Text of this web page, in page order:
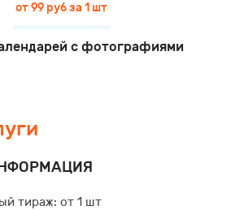
от 99 руб за 1 шт
с фотографиями
тираж: от 1 шт